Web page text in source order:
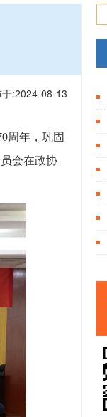
:2024-08-13
周年，巩固
会在政协